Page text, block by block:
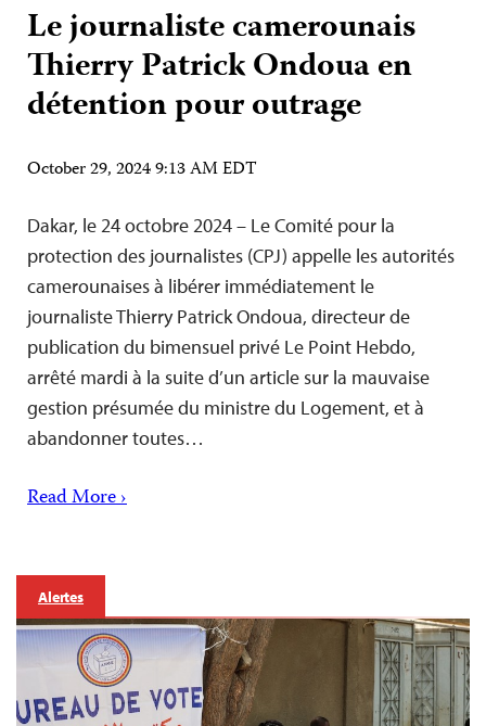
Le journaliste camerounais
Thierry Patrick Ondoua en
détention pour outrage
October 29, 2024 9:13 AM EDT
Dakar, le 24 octobre 2024 – Le Comité pour la
protection des journalistes (CPJ) appelle les autorités
camerounaises à libérer immédiatement le
journaliste Thierry Patrick Ondoua, directeur de
publication du bimensuel privé Le Point Hebdo,
arrêté mardi à la suite d’un article sur la mauvaise
gestion présumée du ministre du Logement, et à
abandonner toutes…
Read More ›
Alertes